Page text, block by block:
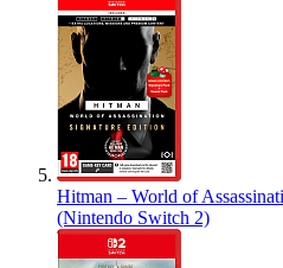
Hitman – World of
(Nintendo Switch 2)